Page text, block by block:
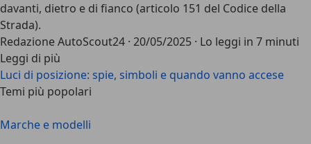
davanti, dietro e di fianco (articolo 151 del Codice della
Strada).
Redazione AutoScout24 · 20/05/2025 · Lo leggi in 7 minuti
Leggi di più
Luci di posizione: spie, simboli e quando vanno accese
Temi più popolari
Marche e modelli